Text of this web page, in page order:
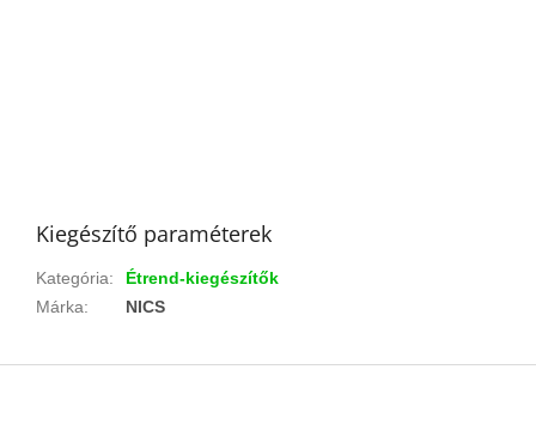
Kiegészítő paraméterek
Kategória:
Étrend-kiegészítők
Márka: NICS
L